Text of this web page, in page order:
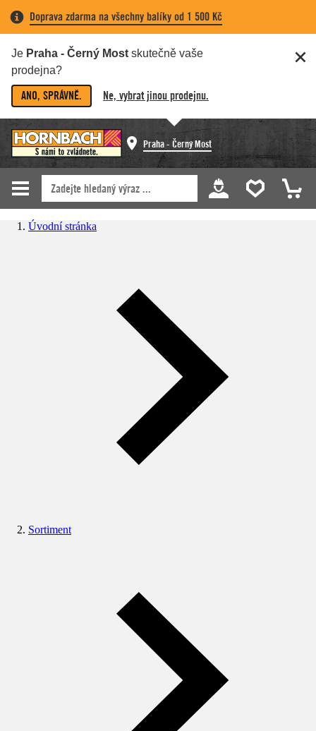
Doprava zdarma na všechny balíky od 1 500 Kč
Je Praha - Černý Most skutečně vaše
prodejna?
ANO, SPRÁVNĚ. Ne, vybrat jinou prodejnu.
Praha - Černý Most
Úvodní stránka
Sortiment